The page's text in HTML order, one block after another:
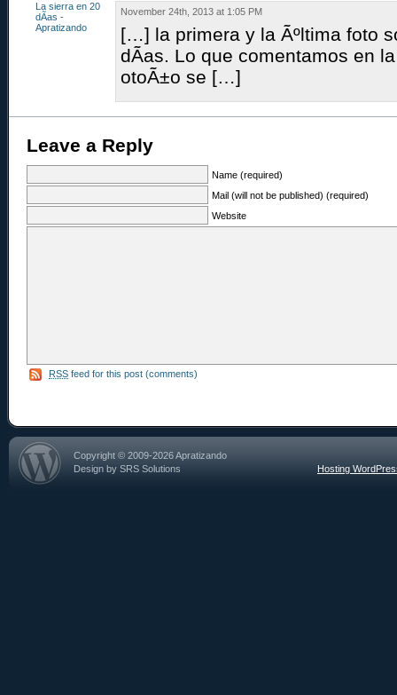
La sierra en 20
dÃ­as -
Apratizando
November 24th, 2013 at 1:05 PM
[…] la primera y la Ãºltima foto
dÃ­as. Lo que comentamos en
otoÃ±o se […]
Leave a Reply
Name (required)
Mail (will not be published) (required)
Website
RSS feed for this post (comments)
Copyright © 2009-2026 Apratizando
Design by SRS Solutions
Hosting